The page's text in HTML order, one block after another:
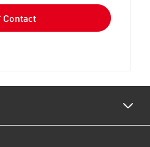
Contact